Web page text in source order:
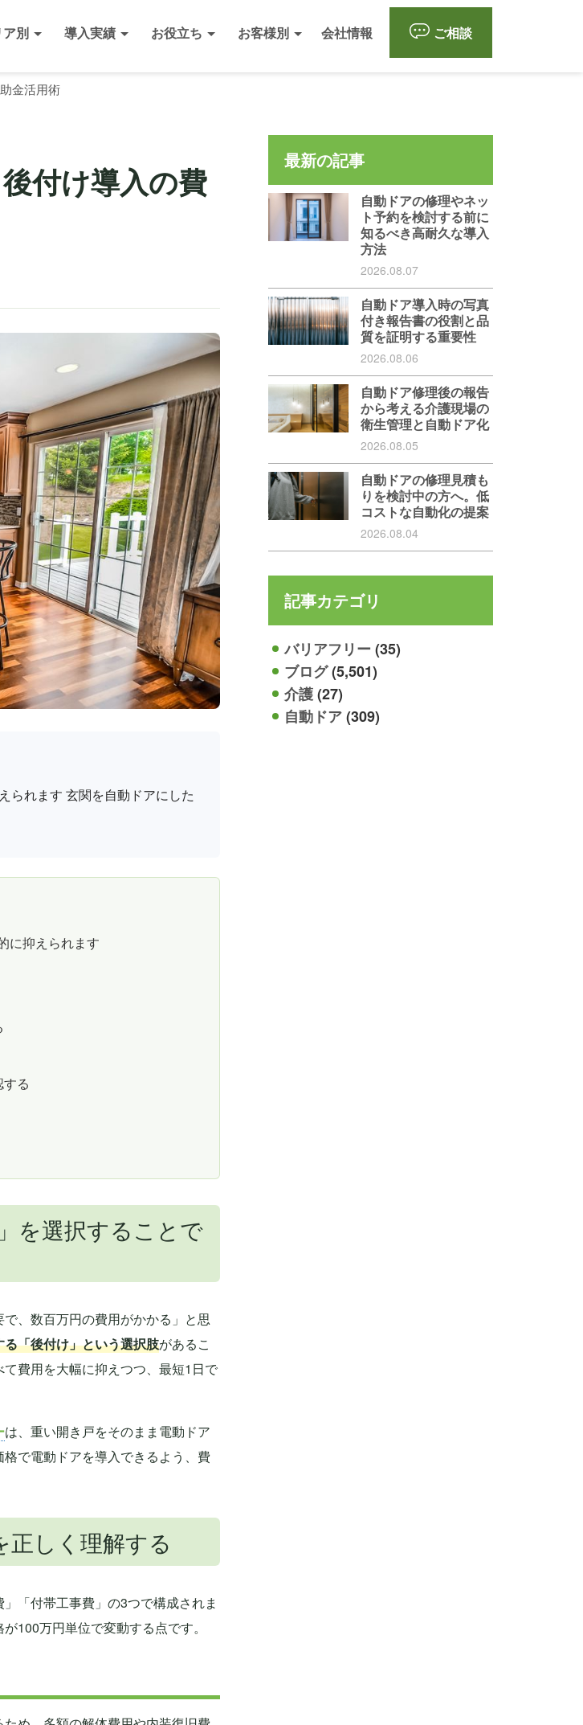
ア別 導入実績 お役立ち お客様別 会社情報 ご相談
金活用術
付け導入の費
られます 玄関を自動ドアにした
に抑えられます
る
を選択することで
、数百万円の費用がかかる」と思
「後付け」という選択肢があるこ
費用を大幅に抑えつつ、最短1日で
は、重い開き戸をそのまま電動ドア
で電動ドアを導入できるよう、費
正しく理解する
「付帯工事費」の3つで構成されま
100万円単位で変動する点です。
最新の記事
自動ドアの修理やネッ
ト予約を検討する前に
知るべき高耐久な導入
方法
2026.08.07
自動ドア導入時の写真
付き報告書の役割と品
質を証明する重要性
2026.08.06
自動ドア修理後の報告
から考える介護現場の
衛生管理と自動ドア化
2026.08.05
自動ドアの修理見積も
りを検討中の方へ。低
コストな自動化の提案
2026.08.04
記事カテゴリ
バリアフリー(35)
ブログ(5,501)
介護(27)
自動ドア(309)